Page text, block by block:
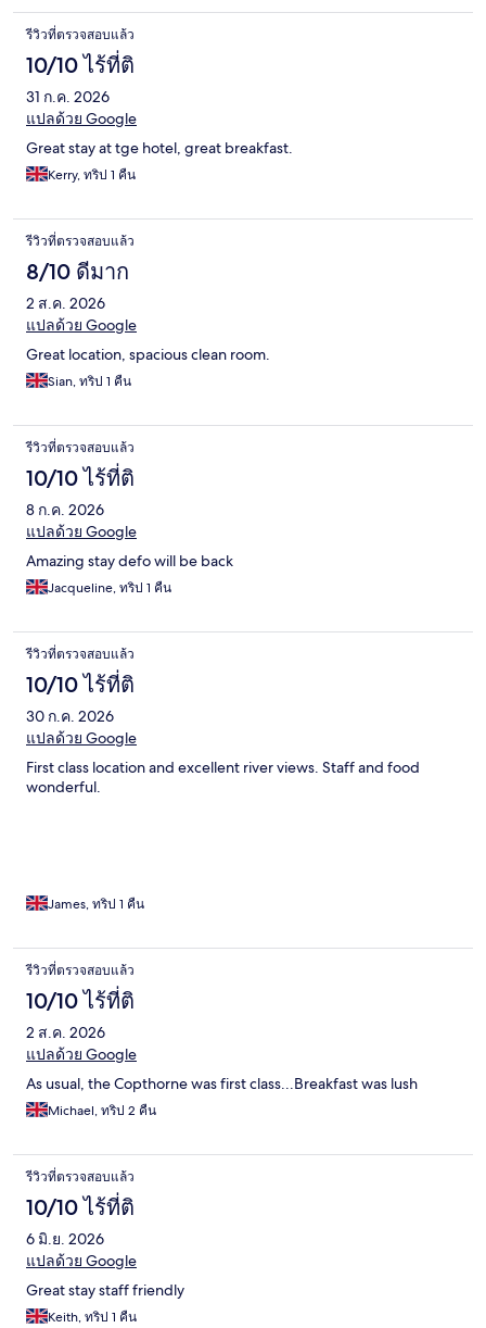
รีวิวที่ตรวจสอบแล้ว
10/10 ไร้ที่ติ
31 ก.ค. 2026
แปลด้วย Google
Great stay at tge hotel, great breakfast.
Kerry, ทริป 1 คืน
รีวิวที่ตรวจสอบแล้ว
8/10 ดีมาก
2 ส.ค. 2026
แปลด้วย Google
Great location, spacious clean room.
Sian, ทริป 1 คืน
รีวิวที่ตรวจสอบแล้ว
10/10 ไร้ที่ติ
8 ก.ค. 2026
แปลด้วย Google
Amazing stay defo will be back
Jacqueline, ทริป 1 คืน
รีวิวที่ตรวจสอบแล้ว
10/10 ไร้ที่ติ
30 ก.ค. 2026
แปลด้วย Google
First class location and excellent river views. Staff and food
wonderful.
James, ทริป 1 คืน
รีวิวที่ตรวจสอบแล้ว
10/10 ไร้ที่ติ
2 ส.ค. 2026
แปลด้วย Google
As usual, the Copthorne was first class...Breakfast was lush
Michael, ทริป 2 คืน
รีวิวที่ตรวจสอบแล้ว
10/10 ไร้ที่ติ
6 มิ.ย. 2026
แปลด้วย Google
Great stay staff friendly
Keith, ทริป 1 คืน